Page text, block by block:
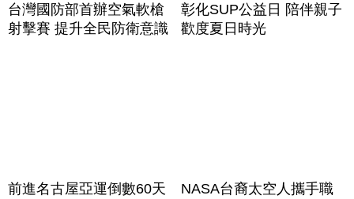
台灣國防部首辦空氣軟槍
射擊賽 提升全民防衛意識
彰化SUP公益日 陪伴親子
歡度夏日時光
前進名古屋亞運倒數60天
NASA台裔太空人攜手職